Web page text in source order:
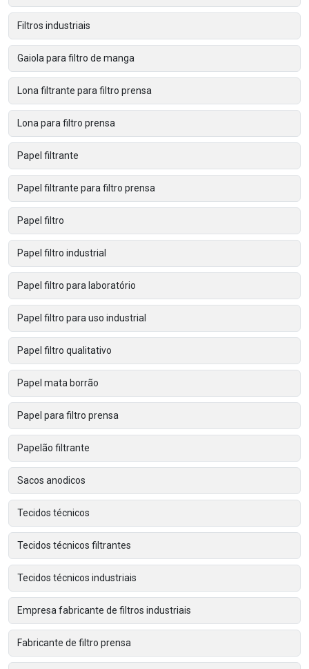
Filtros industriais
Gaiola para filtro de manga
Lona filtrante para filtro prensa
Lona para filtro prensa
Papel filtrante
Papel filtrante para filtro prensa
Papel filtro
Papel filtro industrial
Papel filtro para laboratório
Papel filtro para uso industrial
Papel filtro qualitativo
Papel mata borrão
Papel para filtro prensa
Papelão filtrante
Sacos anodicos
Tecidos técnicos
Tecidos técnicos filtrantes
Tecidos técnicos industriais
Empresa fabricante de filtros industriais
Fabricante de filtro prensa